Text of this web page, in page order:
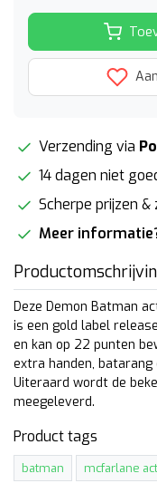
Verzending via
14 dagen niet
Scherpe prijzen
Meer
Deze Demon Batman
is een gold label
en kan op 22 punten
extra handen,
Uiteraard wordt de
meegeleverd.
Product tags
batman mcfarlane